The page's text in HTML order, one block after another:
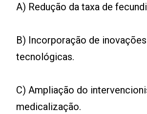
A) Redução da taxa de
B) Incorporação de inovações
tecnológicas.
C) Ampliação do
medicalização.